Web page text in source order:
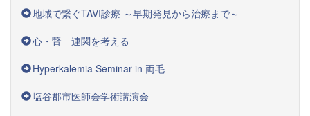
地域で繋ぐTAVI診療 ～早期発見から治療まで～
心・腎 連関を考える
Hyperkalemia Seminar in 両毛
塩谷郡市医師会学術講演会